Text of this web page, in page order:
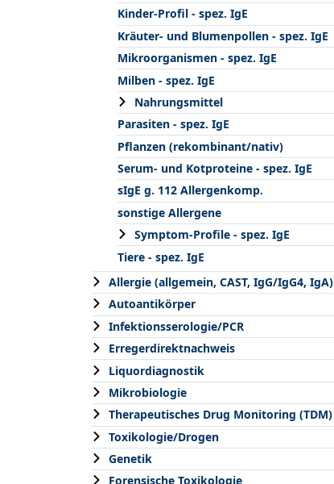
Kinder-Profil - spez. IgE
Kräuter- und Blumenpollen - spez. IgE
Mikroorganismen - spez. IgE
Milben - spez. IgE
Nahrungsmittel
Parasiten - spez. IgE
Pflanzen (rekombinant/nativ)
Serum- und Kotproteine - spez. IgE
sIgE g. 112 Allergenkomp.
sonstige Allergene
Symptom-Profile - spez. IgE
Tiere - spez. IgE
Allergie (allgemein, CAST, IgG/IgG4, IgA)
Autoantikörper
Infektionsserologie/PCR
Erregerdirektnachweis
Liquordiagnostik
Mikrobiologie
Therapeutisches Drug Monitoring (TDM)
Toxikologie/Drogen
Genetik
Forensische Toxikologie